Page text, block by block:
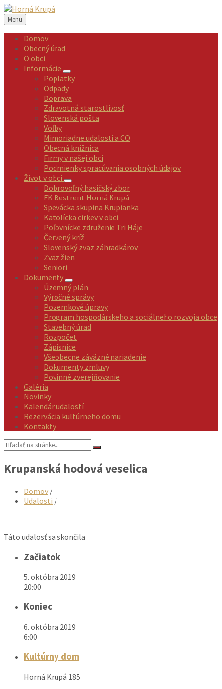
Preskočiť
na
obsah
Preskočiť
na
ľavý
panel
Preskočiť
na
pravý
panel
Preskočiť
na
pätičku
Menu
Domov
Obecný úrad
O obci
Informácie
Poplatky
Odpady
Doprava
Zdravotná starostlivosť
Slovenská pošta
Voľby
Mimoriadne udalosti a CO
Obecná knižnica
Firmy v našej obci
Podmienky spracúvania osobných údajov
Život v obci
Dobrovoľný hasičský zbor
FK Bestrent Horná Krupá
Spevácka skupina Krupianka
Katolícka cirkev v obci
Poľovnícke združenie Tri Háje
Červený kríž
Slovenský zväz záhradkárov
Zväz žien
Seniori
Dokumenty
Územný plán
Výročné správy
Pozemkové úpravy
Program hospodárskeho a sociálneho rozvoja obce
Stavebný úrad
Rozpočet
Zápisnice
Všeobecne záväzné nariadenie
Dokumenty zmluvy
Povinné zverejňovanie
Galéria
Novinky
Kalendár udalostí
Rezervácia kultúrneho domu
Kontakty
Vyhľadávanie:
Krupanská hodová veselica
Domov /
Udalosti /
Táto udalosť sa skončila
Začiatok
5. októbra 2019
20:00
Koniec
6. októbra 2019
6:00
Kultúrny dom
Horná Krupá 185